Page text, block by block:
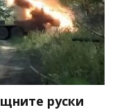
руски